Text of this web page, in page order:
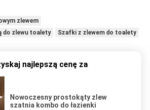
zlewem
do zlewu toalety
Szafki z zlewem do toalety
najlepszą cenę za
Nowoczesny prostokąty zlew
szatnia kombo do łazienki